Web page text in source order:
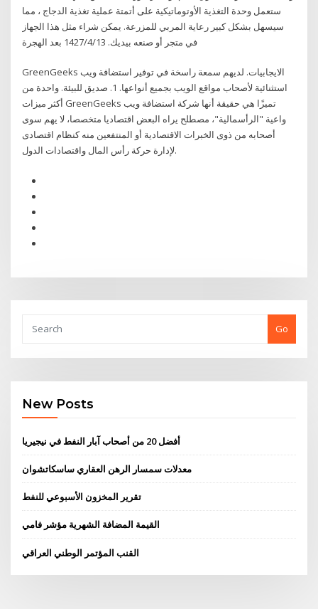
ستعمل وحدة التغذية الأوتوماتيكية على أتمتة عملية تغذية الدجاج ، مما
سيسهل بشكل كبير رعاية المربي للمزرعة. يمكن شراء مثل هذا الجهاز
في متجر أو صنعه بيديك. 13‏‏/4‏‏/1427 بعد الهجرة
GreenGeeks الايجابيات. لديهم سمعة راسخة في توفير استضافة ويب
استثنائية لأصحاب مواقع الويب بجميع أنواعها. 1. صديق للبيئة. واحدة من
أكثر ميزات GreenGeeks تميزًا هي حقيقة أنها شركة استضافة ويب
واعية "الرأسمالية"، مصطلح يراه البعض اقتصاديا متخصصا، لا يهم سوى
أصحابه من ذوى الخبرات الاقتصادية أو المنتفعين منه كنظام اقتصادى
لإدارة حركة رأس المال واقتصادات الدول.
Go
New Posts
أفضل 20 من أصحاب آبار النفط في نيجيريا
معدلات سمسار الرهن العقاري ساسكاتشوان
تقرير المخزون الأسبوعي للنفط
القيمة المضافة الشهرية مؤشر فامي
القنب المؤتمر الوطني العراقي